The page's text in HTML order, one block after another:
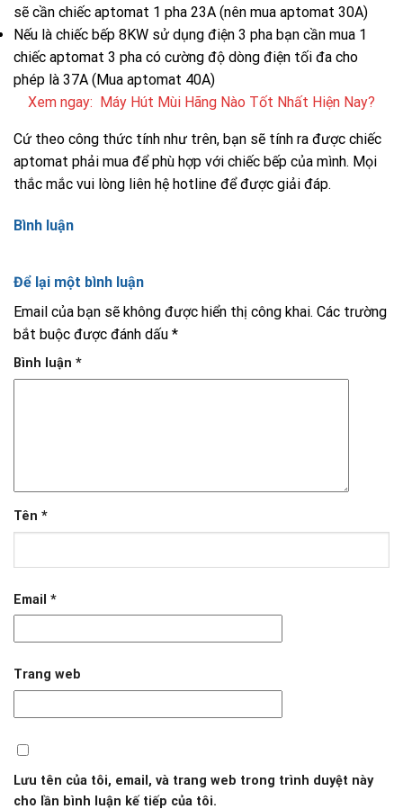
sẽ cần chiếc aptomat 1 pha 23A (nên mua aptomat 30A)
Nếu là chiếc bếp 8KW sử dụng điện 3 pha bạn cần mua 1
chiếc aptomat 3 pha có cường độ dòng điện tối đa cho
phép là 37A (Mua aptomat 40A)
Xem ngay:
Máy Hút Mùi Hãng Nào Tốt Nhất Hiện Nay?
Cứ theo công thức tính như trên, bạn sẽ tính ra được chiếc
aptomat phải mua để phù hợp với chiếc bếp của mình. Mọi
thắc mắc vui lòng liên hệ hotline để được giải đáp.
Bình luận
Để lại một bình luận
Email của bạn sẽ không được hiển thị công khai. Các trường
bắt buộc được đánh dấu *
Bình luận *
Tên *
Email *
Trang web
Lưu tên của tôi, email, và trang web trong trình duyệt này
cho lần bình luận kế tiếp của tôi.